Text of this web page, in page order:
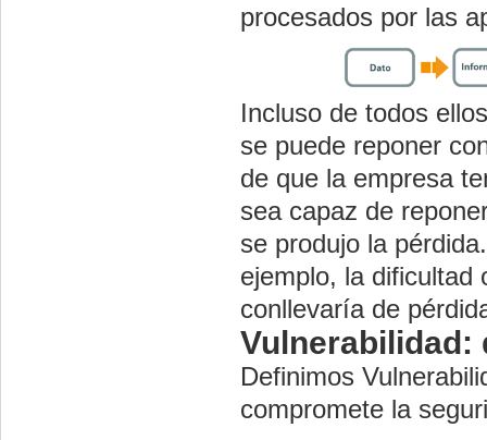
procesados por las
Incluso de todos
se puede reponer
de que la empresa
sea capaz de
se produjo la
ejemplo, la dificultad
conllevaría de
Definimos
compromete la